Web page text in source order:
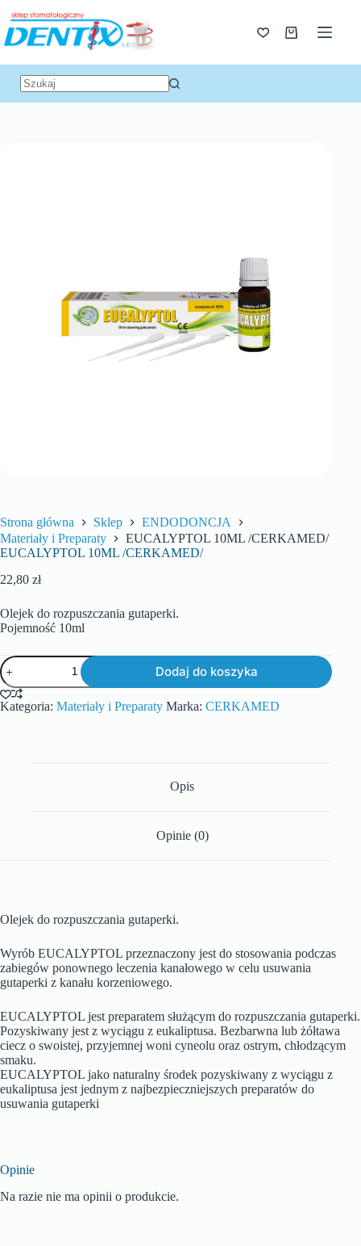
Strona główna Sklep
ENDODONCJA
Materiały i Preparaty
EUCALYPTOL 10ML /CERKAMED/
EUCALYPTOL 10ML /CERKAMED/
22,80 zł
Olejek do rozpuszczania gutaperki.
Pojemność 10ml
Dodaj do koszyka
Kategoria: Materiały i Preparaty Marka: CERKAMED
Opis
Opinie (0)
Olejek do rozpuszczania gutaperki.
Wyrób EUCALYPTOL przeznaczony jest do stosowania podczas
zabiegów ponownego leczenia kanałowego w celu usuwania
gutaperki z kanału korzeniowego.
EUCALYPTOL jest preparatem służącym do rozpuszczania gutaperki.
Pozyskiwany jest z wyciągu z eukaliptusa. Bezbarwna lub żółtawa
ciecz o swoistej, przyjemnej woni cyneolu oraz ostrym, chłodzącym
smaku.
EUCALYPTOL jako naturalny środek pozyskiwany z wyciągu z
eukaliptusa jest jednym z najbezpieczniejszych preparatów do
usuwania gutaperki
Opinie
Na razie nie ma opinii o produkcie.